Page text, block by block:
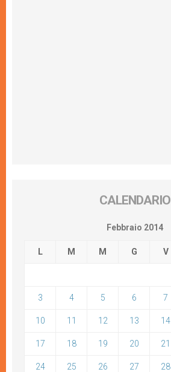
CALENDARIO
Febbraio 2014
L M M G V
3 4 5 6 7
10 11 12 13 14
17 18 19 20 21
24 25 26 27 28